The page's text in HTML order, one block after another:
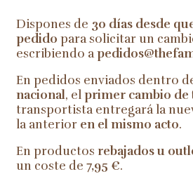
Dispones de 30 días desde
pedido para solicitar un
escribiendo a
En pedidos enviados dentro
nacional, elprimer cambio de
transportista entregará la
la anterior en el mismo acto.
En productos rebajados u
un coste de 7,95 €.